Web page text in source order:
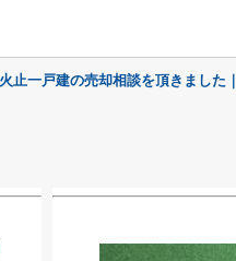
止一戸建の売却相談を頂きました